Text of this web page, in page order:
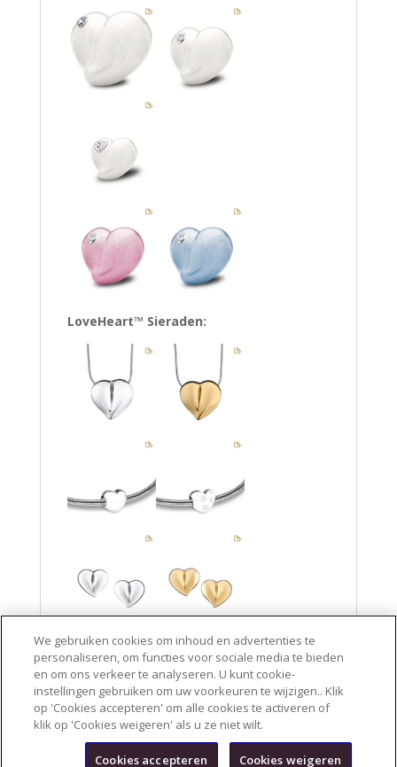
LoveHeart™ Sieraden:
Protected with PearlCoat™
Handcrafted with Love™ by LoveUrns®
We gebruiken cookies om inhoud en advertenties te
personaliseren, om functies voor sociale media te bieden
en om ons verkeer te analyseren. U kunt cookie-
instellingen gebruiken om uw voorkeuren te wijzigen.. Klik
op 'Cookies accepteren' om alle cookies te activeren of
klik op 'Cookies weigeren' als u ze niet wilt.
Cookies weigeren
Cookies accepteren